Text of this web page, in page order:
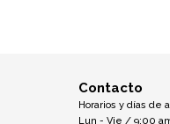
Contacto
Horarios y días de
Lun - Vie / 9:00